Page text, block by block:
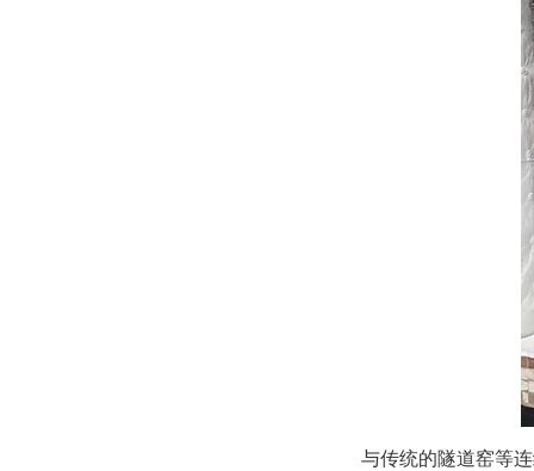
与传统的隧道窑等